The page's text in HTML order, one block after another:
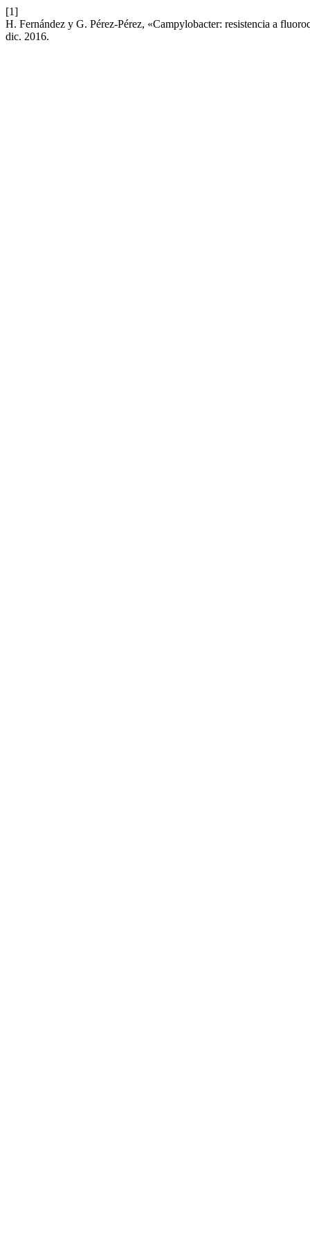
[1]
H. Fernández y G. Pérez-Pérez, «Campylobacter: resistencia a
dic. 2016.